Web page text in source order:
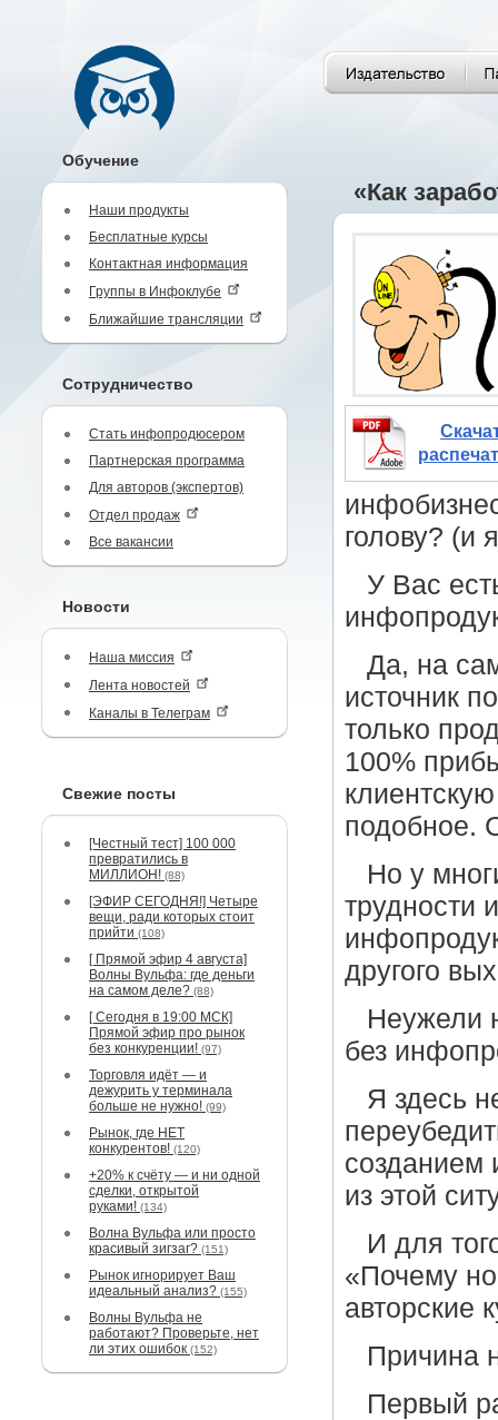
Обучение
Наши продукты
Бесплатные курсы
Контактная информация
Группы в Инфоклубе
Ближайшие трансляции
Сотрудничество
Стать инфопродюсером
Партнерская программа
Для авторов (экспертов)
Отдел продаж
Все вакансии
Новости
Наша миссия
Лента новостей
Каналы в Телеграм
Свежие посты
[Честный тест] 100 000
превратились в
МИЛЛИОН! (88)
[ЭФИР СЕГОДНЯ!] Четыре
вещи, ради которых стоит
прийти (108)
[ Прямой эфир 4 августа]
Волны Вульфа: где деньги
на самом деле? (88)
[ Сегодня в 19:00 МСК]
Прямой эфир про рынок
без конкуренции! (97)
Торговля идёт — и
дежурить у терминала
больше не нужно! (99)
Рынок, где НЕТ
конкурентов! (120)
+20% к счёту — и ни одной
сделки, открытой
руками! (134)
Волна Вульфа или просто
красивый зигзаг? (151)
Рынок игнорирует Ваш
идеальный анализ? (155)
Волны Вульфа не
работают? Проверьте, нет
ли этих ошибок (152)
«Как
голову? (и
У Вас
Да, на
источник
только
100%
подобное.
Но у
трудности
другого
Неужели
без
Я здесь
созданием
из этой
И для
«Почему
авторские
Причина
Первый